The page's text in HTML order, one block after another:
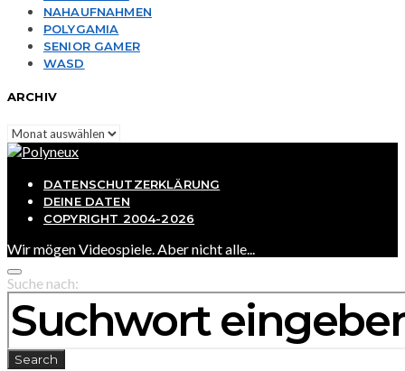
NAHAUFNAHMEN
POLYGAMIA
SENIOR GAMER
WASD
ARCHIV
Archiv
DATENSCHUTZERKLÄRUNG
DEINE DATEN
COPYRIGHT 2004-2026
Wir mögen Videospiele. Aber nicht alle...
Suche nach:
Search